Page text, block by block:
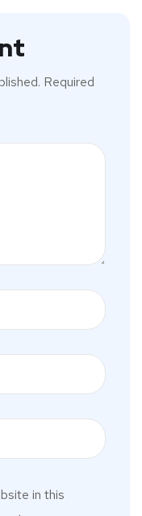
Required
in this